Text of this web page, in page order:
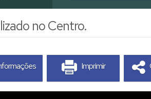
no Centro.
Imprimir